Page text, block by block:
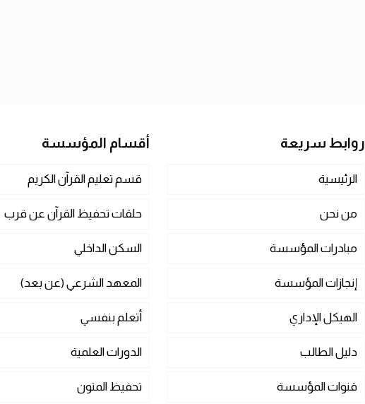
روابط سريعة
الرئيسية
من نحن
مبادرات المؤسسة
إنجازات المؤسسة
الهيكل الإداري
دليل الطالب
قنوات المؤسسة
أقسام المؤسسة
قسم تعليم القرآن الكريم
حلقات تحفيظ القرآن عن قرب
السكن الداخلي
المعهد الشرعي (عن بعد)
أتعلم بنفسي
الدورات العلمية
تحفيظ المتون